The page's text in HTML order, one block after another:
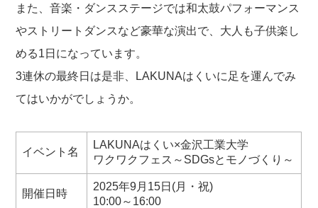
また、音楽・ダンスステージでは和太鼓パフォーマンス
やストリートダンスなど豪華な演出で、大人も子供楽し
める1日になっています。
3連休の最終日は是非、LAKUNAはくいに足を運んでみ
てはいかがでしょうか。
イベント名
LAKUNAはくい×金沢工業大学
ワクワクフェス～SDGsとモノづくり～
開催日時
2025年9月15日(月・祝)
10:00～16:00